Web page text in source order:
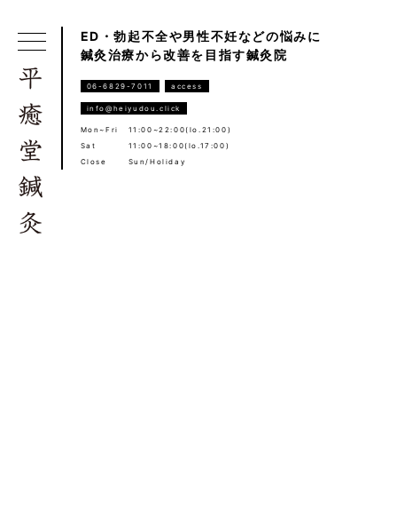
ED・勃起不全や男性不妊などの悩みに
鍼灸治療から改善を目指す鍼灸院
06-6829-7011 access
info@heiyudou.click
Mon~Fri
11:00~22:00(lo.21:00)
Sat
11:00~18:00(lo.17:00)
Close
Sun/Holiday